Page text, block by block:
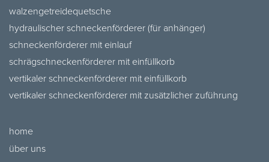
home
über uns
walzengetreidequetsche
hydraulischer schneckenförderer (für anhänger)
schneckenförderer mit einlauf
schrägschneckenförderer mit einfüllkorb
vertikaler schneckenförderer mit einfüllkorb
vertikaler schneckenförderer mit zusätzlicher zuführung